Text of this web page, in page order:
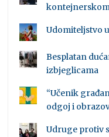
Udomiteljstvo
Besplatan
izbjeglicama
“Učenik
odgoj i
Udruge protiv